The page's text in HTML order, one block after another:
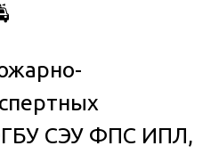
СЭУ ФПС ИПЛ,